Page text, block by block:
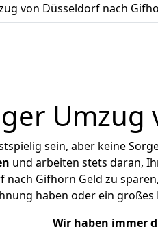
von Düsseldorf nach
Umzug
sein, aber keine
und arbeiten stets daran,
Gifhorn Geld zu
haben oder ein
Wir haben immer